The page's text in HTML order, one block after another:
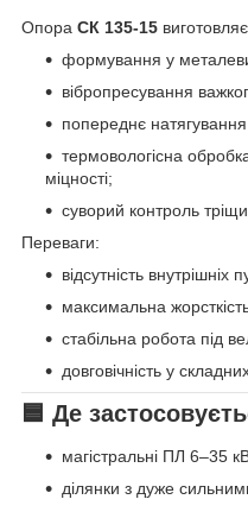
Опора СК 135-15
формування у
вібропресування
попереднє
термовологісна
міцності;
суворий контроль
Переваги:
відсутність внутрішніх
максимальна
стабільна робота під
довговічність у
🟦 Де
магістральні ПЛ 6–35
ділянки з дуже